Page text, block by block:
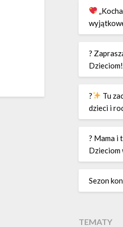
?
Dzieciom!
?
Tu
dzieci i
? Mama i
Sezon
TEMATY